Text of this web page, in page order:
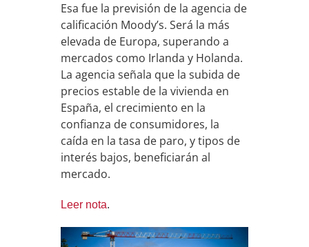
Esa fue la previsión de la agencia de
calificación Moody’s. Será la más
elevada de Europa, superando a
mercados como Irlanda y Holanda.
La agencia señala que la subida de
precios estable de la vivienda en
España, el crecimiento en la
confianza de consumidores, la
caída en la tasa de paro, y tipos de
interés bajos, beneficiarán al
mercado.
Leer nota.